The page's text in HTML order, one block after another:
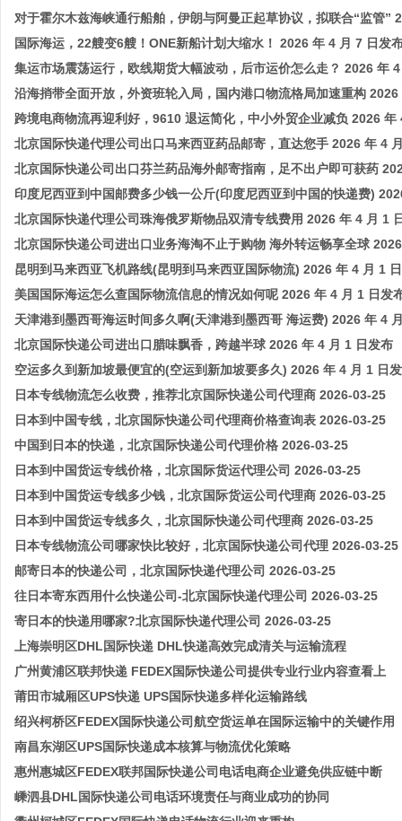
对于霍尔木兹海峡通行船舶，伊朗与阿曼正起草协议，拟联合“监管”
国际海运，22艘变6艘！ONE新船计划大缩水！ 2026 年 4 月 7 日发
集运市场震荡运行，欧线期货大幅波动，后市运价怎么走？ 2026 年
沿海捎带全面开放，外资班轮入局，国内港口物流格局加速重构
跨境电商物流再迎利好，9610 退运简化，中小外贸企业减负 2026 年
北京国际快递代理公司出口马来西亚药品邮寄，直达您手 2026 年 4
北京国际快递公司出口芬兰药品海外邮寄指南，足不出户即可获药
印度尼西亚到中国邮费多少钱一公斤(印度尼西亚到中国的快递费)
北京国际快递代理公司珠海俄罗斯物品双清专线费用 2026 年 4 月 1
北京国际快递公司进出口业务海淘不止于购物 海外转运畅享全球
昆明到马来西亚飞机路线(昆明到马来西亚国际物流) 2026 年 4 月 1
美国国际海运怎么查国际物流信息的情况如何呢 2026 年 4 月 1 日发
天津港到墨西哥海运时间多久啊(天津港到墨西哥 海运费) 2026 年 4
北京国际快递公司进出口腊味飘香，跨越半球 2026 年 4 月 1 日发布
空运多久到新加坡最便宜的(空运到新加坡要多久) 2026 年 4 月 1 日
日本专线物流怎么收费，推荐北京国际快递公司代理商 2026-03-25
日本到中国专线，北京国际快递公司代理商价格查询表 2026-03-25
中国到日本的快递，北京国际快递公司代理价格 2026-03-25
日本到中国货运专线价格，北京国际货运代理公司 2026-03-25
日本到中国货运专线多少钱，北京国际货运公司代理商 2026-03-25
日本到中国货运专线多久，北京国际快递公司代理商 2026-03-25
日本专线物流公司哪家快比较好，北京国际快递公司代理 2026-03-25
邮寄日本的快递公司，北京国际快递代理公司 2026-03-25
往日本寄东西用什么快递公司-北京国际快递代理公司 2026-03-25
寄日本的快递用哪家?北京国际快递代理公司 2026-03-25
上海崇明区DHL国际快递 DHL快递高效完成清关与运输流程
广州黄浦区联邦快递 FEDEX国际快递公司提供专业行业内容查看上
莆田市‌城厢区UPS快递 UPS国际快递多样化运输路线
绍兴柯桥区FEDEX国际快递公司航空货运单在国际运输中的关键作用
南昌‌东湖区UPS国际快递成本核算与物流优化策略
惠州‌惠城区FEDEX联邦国际快递公司电话电商企业避免供应链中断
嵊泗县DHL国际快递公司电话环境责任与商业成功的协同